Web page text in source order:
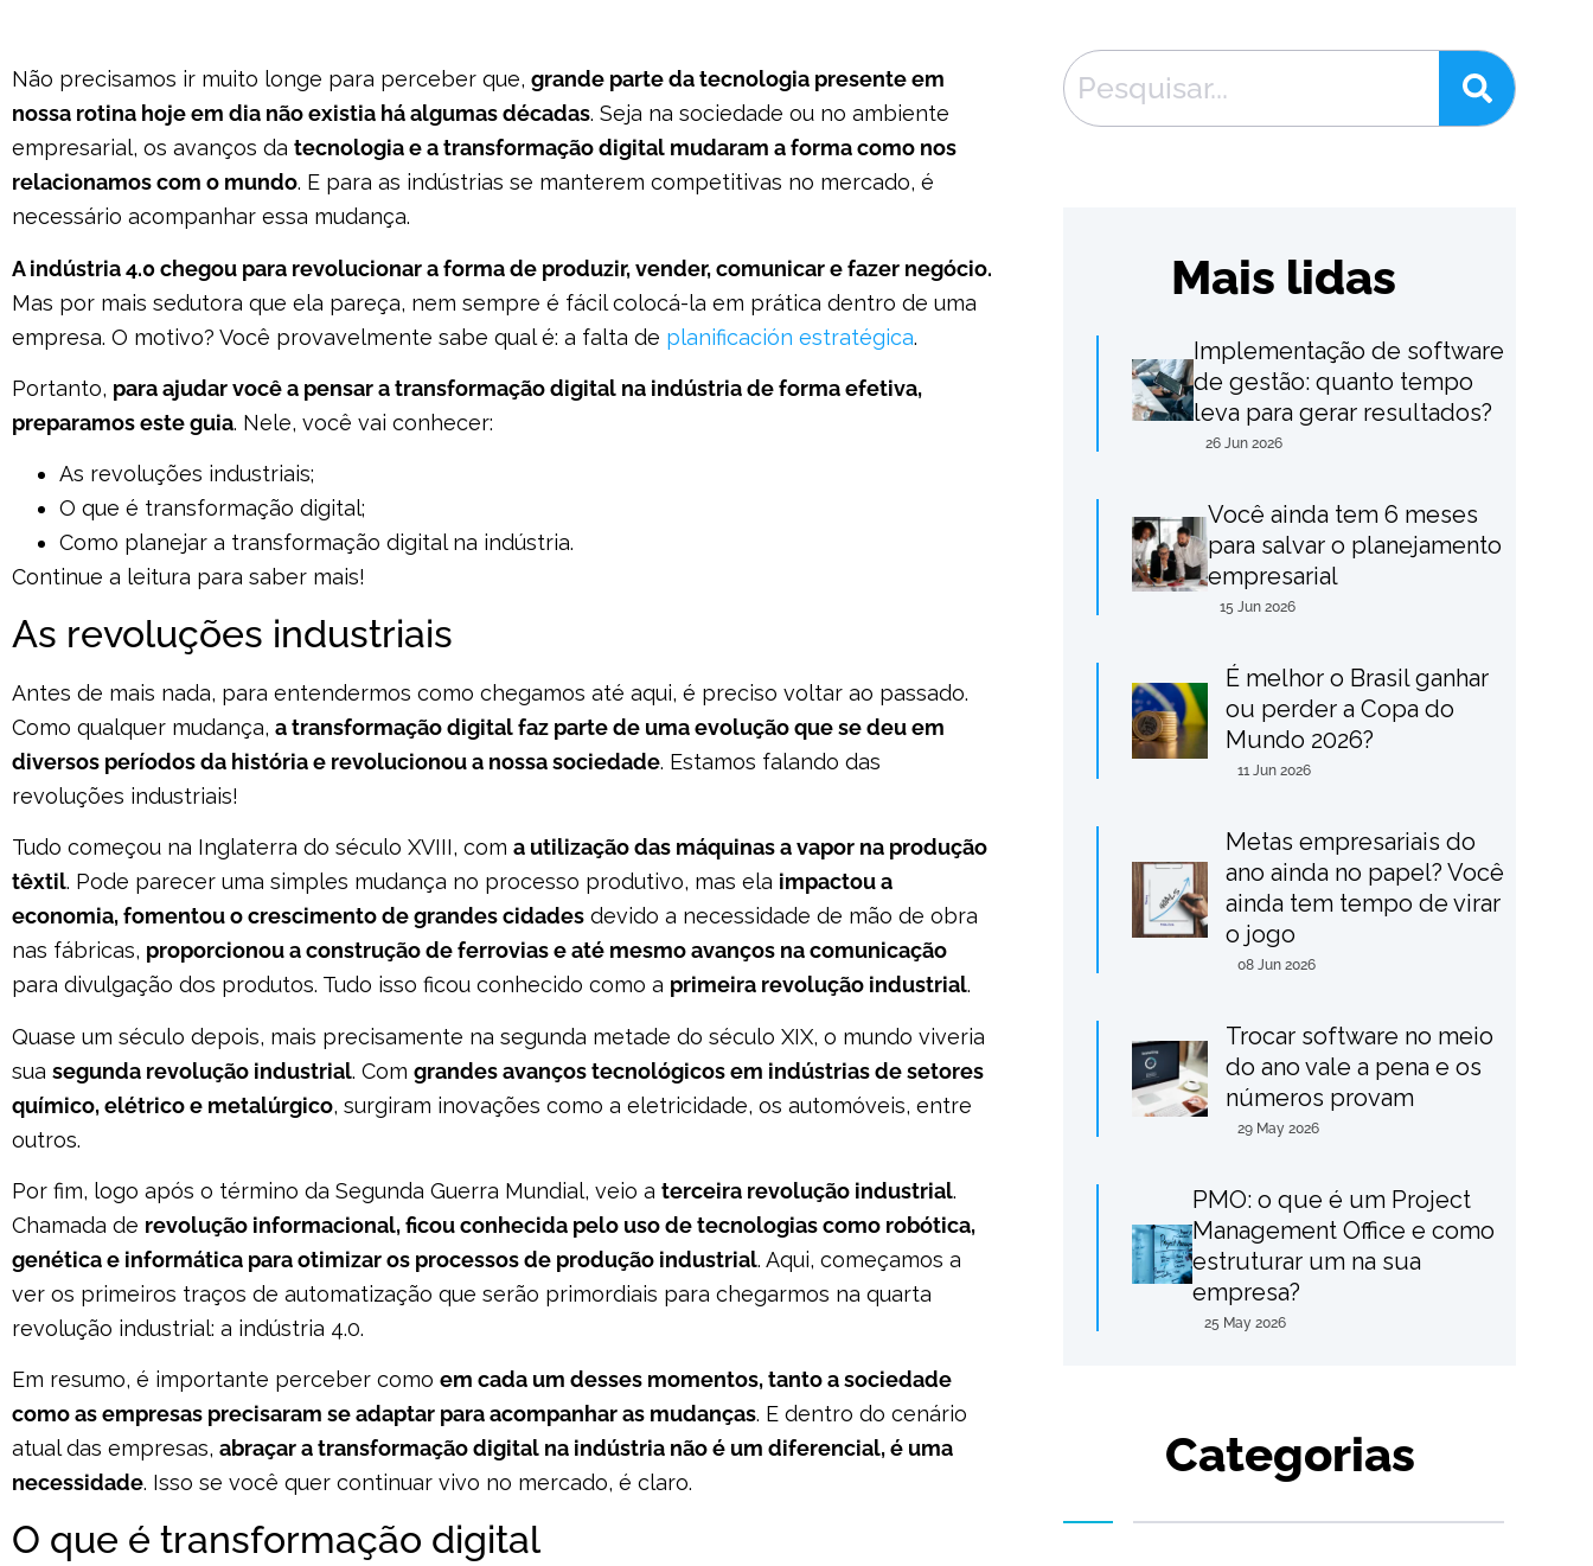
Não precisamos ir muito longe para perceber que, grande parte da tecnologia presente em
nossa rotina hoje em dia não existia há algumas décadas. Seja na sociedade ou no ambiente
empresarial, os avanços da tecnologia e a transformação digital mudaram a forma como nos
relacionamos com o mundo. E para as indústrias se manterem competitivas no mercado, é
necessário acompanhar essa mudança.
A indústria 4.0 chegou para revolucionar a forma de produzir, vender, comunicar e fazer negócio.
Mas por mais sedutora que ela pareça, nem sempre é fácil colocá-la em prática dentro de uma
empresa. O motivo? Você provavelmente sabe qual é: a falta de planificación estratégica.
Portanto, para ajudar você a pensar a transformação digital na indústria de forma efetiva,
preparamos este guia. Nele, você vai conhecer:
As revoluções industriais;
O que é transformação digital;
Como planejar a transformação digital na indústria.
Continue a leitura para saber mais!
As revoluções industriais
Antes de mais nada, para entendermos como chegamos até aqui, é preciso voltar ao passado.
Como qualquer mudança, a transformação digital faz parte de uma evolução que se deu em
diversos períodos da história e revolucionou a nossa sociedade. Estamos falando das
revoluções industriais!
Tudo começou na Inglaterra do século XVIII, com a utilização das máquinas a vapor na produção
têxtil. Pode parecer uma simples mudança no processo produtivo, mas ela impactou a
economia, fomentou o crescimento de grandes cidades devido a necessidade de mão de obra
nas fábricas, proporcionou a construção de ferrovias e até mesmo avanços na comunicação
para divulgação dos produtos. Tudo isso ficou conhecido como a primeira revolução industrial.
Quase um século depois, mais precisamente na segunda metade do século XIX, o mundo viveria
sua segunda revolução industrial. Com grandes avanços tecnológicos em indústrias de setores
químico, elétrico e metalúrgico, surgiram inovações como a eletricidade, os automóveis, entre
outros.
Por fim, logo após o término da Segunda Guerra Mundial, veio a terceira revolução industrial.
Chamada de revolução informacional, ficou conhecida pelo uso de tecnologias como robótica,
genética e informática para otimizar os processos de produção industrial. Aqui, começamos a
ver os primeiros traços de automatização que serão primordiais para chegarmos na quarta
revolução industrial: a indústria 4.0.
Em resumo, é importante perceber como em cada um desses momentos, tanto a sociedade
como as empresas precisaram se adaptar para acompanhar as mudanças. E dentro do cenário
atual das empresas, abraçar a transformação digital na indústria não é um diferencial, é uma
necessidade. Isso se você quer continuar vivo no mercado, é claro.
O que é transformação digital
Mais lidas
Implementação de software
de gestão: quanto tempo
leva para gerar resultados?
26 Jun 2026
Você ainda tem 6 meses
para salvar o planejamento
empresarial
15 Jun 2026
É melhor o Brasil ganhar
ou perder a Copa do
Mundo 2026?
11 Jun 2026
Metas empresariais do
ano ainda no papel? Você
ainda tem tempo de virar
o jogo
08 Jun 2026
Trocar software no meio
do ano vale a pena e os
números provam
29 May 2026
PMO: o que é um Project
Management Office e como
estruturar um na sua
empresa?
25 May 2026
Categorias